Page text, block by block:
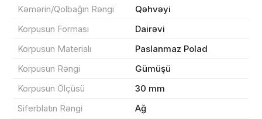
Kəmərin/Qolbağın Rəngi
Qəhvəyi
Korpusun Forması
Dairəvi
Korpusun Materialı
Paslanmaz Polad
Korpusun Rəngi
Gümüşü
Korpusun Ölçüsü
30 mm
Siferblatın Rəngi
Ağ
Çatdırılma
Yekun məbləğ OK